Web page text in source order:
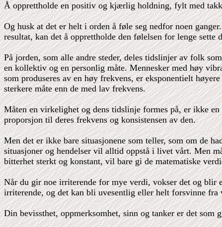
Å opprettholde en positiv og kjærlig holdning, fylt med
Og husk at det er helt i orden å føle seg nedfor noen
resultat, kan det å opprettholde den følelsen for lenge
På jorden, som alle andre steder, deles tidslinjer av folk
en kollektiv og en personlig måte. Mennesker med høy
som produseres av en høy frekvens, er eksponentielt
sterkere måte enn de med lav frekvens.
Måten en virkelighet og dens tidslinje formes på, er ikke
proporsjon til deres frekvens og konsistensen av den.
Men det er ikke bare situasjonene som teller, som om de
situasjoner og hendelser vil alltid oppstå i livet vårt. Men
bitterhet sterkt og konstant, vil bare gi de matematiske
Når du gir noe irriterende for mye verdi, vokser det og blir
irriterende, og det kan bli uvesentlig eller helt forsvinne fra
Din bevissthet, oppmerksomhet, sinn og tanker er det